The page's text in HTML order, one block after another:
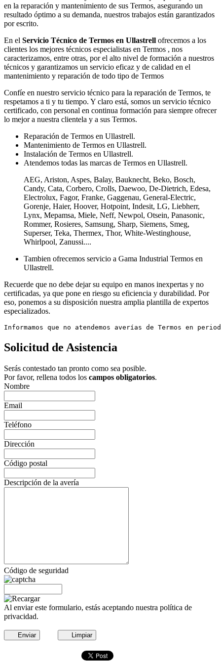
en la reparación y mantenimiento de sus Termos, asegurando un
resultado óptimo a su demanda, nuestros trabajos están garantizados
por escrito.
En el Servicio Técnico de Termos en Ullastrell ofrecemos a los
clientes los mejores técnicos especialistas en Termos , nos
caracterizamos, entre otras, por el alto nivel de formación a nuestros
técnicos y garantizamos un servicio eficaz y de calidad en el
mantenimiento y reparación de todo tipo de Termos
Confíe en nuestro servicio técnico para la reparación de Termos, te
respetamos a ti y tu tiempo. Y claro está, somos un servicio técnico
certificado, con personal en continua formación para siempre ofrecer
lo mejor a nuestra clientela y a sus Termos.
Reparación de Termos en Ullastrell.
Mantenimiento de Termos en Ullastrell.
Instalación de Termos en Ullastrell.
Atendemos todas las marcas de Termos en Ullastrell.
AEG, Ariston, Aspes, Balay, Bauknecht, Beko, Bosch,
Candy, Cata, Corbero, Crolls, Daewoo, De-Dietrich, Edesa,
Electrolux, Fagor, Franke, Gaggenau, General-Electric,
Gorenje, Haier, Hoover, Hotpoint, Indesit, LG, Liebherr,
Lynx, Mepamsa, Miele, Neff, Newpol, Otsein, Panasonic,
Rommer, Rosieres, Samsung, Sharp, Siemens, Smeg,
Superser, Teka, Thermex, Thor, White-Westinghouse,
Whirlpool, Zanussi....
Tambien ofrecemos servicio a Gama Industrial Termos en
Ullastrell.
Recuerde que no debe dejar su equipo en manos inexpertas y no
certificadas, ya que pone en riesgo su eficiencia y durabilidad. Por
eso, ponemos a su disposición nuestra amplia plantilla de expertos
especializados.
Informamos que no atendemos averías de Termos en
Solicitud de Asistencia
Serás contestado tan pronto como sea posible.
Por favor, rellena todos los campos obligatorios.
Nombre
Email
Teléfono
Dirección
Código postal
Descripción de la avería
Código de seguridad
Al enviar este formulario, estás aceptando nuestra política de
privacidad.
Enviar Limpiar